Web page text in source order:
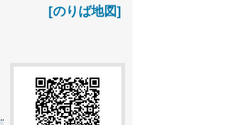
[のりば地図]